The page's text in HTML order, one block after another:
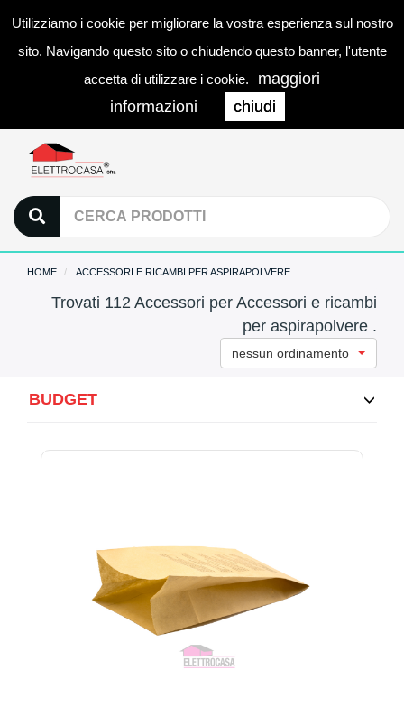
Utilizziamo i cookie per migliorare la vostra esperienza sul nostro
sito. Navigando questo sito o chiudendo questo banner, l'utente
accetta di utilizzare i cookie.
maggiori
informazioni
chiudi
0
HOME ACCESSORI E RICAMBI PER ASPIRAPOLVERE
Trovati 112 Accessori per Accessori e ricambi
per aspirapolvere .
nessun ordinamento
BUDGET